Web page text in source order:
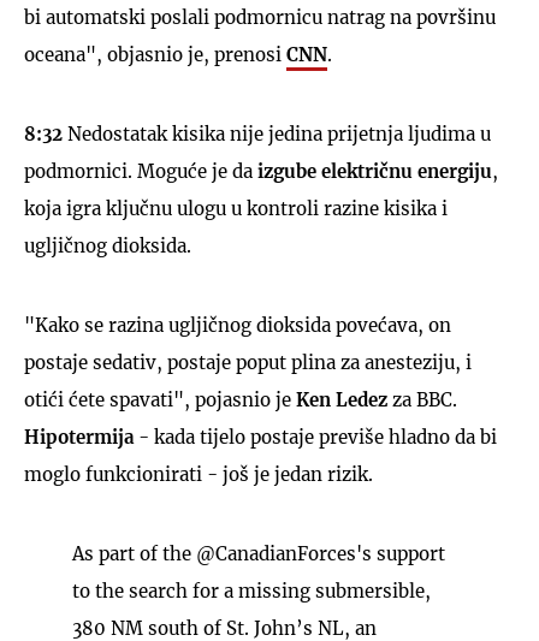
bi automatski poslali podmornicu natrag na površinu
oceana", objasnio je, prenosi CNN.
8:32 Nedostatak kisika nije jedina prijetnja ljudima u
podmornici. Moguće je da izgube električnu energiju,
koja igra ključnu ulogu u kontroli razine kisika i
ugljičnog dioksida.
"Kako se razina ugljičnog dioksida povećava, on
postaje sedativ, postaje poput plina za anesteziju, i
otići ćete spavati", pojasnio je Ken Ledez za BBC.
Hipotermija- kada tijelo postaje previše hladno da bi
moglo funkcionirati - još je jedan rizik.
As part of the @CanadianForces's support
to the search for a missing submersible,
380 NM south of St. John’s NL, an